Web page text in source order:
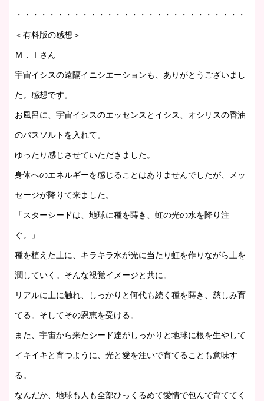
・・・・・・・・・・・・・・・・・・・・・・・・・・・・・
＜有料版の感想＞
Ｍ．Ｉさん
宇宙イシスの遠隔イニシエーションも、ありがとうございまし
た。感想です。
お風呂に、宇宙イシスのエッセンスとイシス、オシリスの香油
のバスソルトを入れて。
ゆったり感じさせていただきました。
身体へのエネルギーを感じることはありませんでしたが、メッ
セージが降りて来ました。
「スターシードは、地球に種を蒔き、虹の光の水を降り注
ぐ。」
種を植えた土に、キラキラ水が光に当たり虹を作りながら土を
潤していく。そんな視覚イメージと共に。
リアルに土に触れ、しっかりと何代も続く種を蒔き、慈しみ育
てる。そしてその恩恵を受ける。
また、宇宙から来たシード達がしっかりと地球に根を生やして
イキイキと育つように、光と愛を注いで育てることも意味す
る。
なんだか、地球も人も全部ひっくるめて愛情で包んで育ててく